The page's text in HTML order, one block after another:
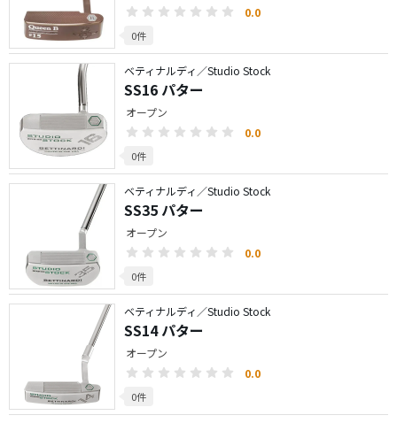
0.0
0件
ベティナルディ／Studio Stock
SS16 パター
オープン
0.0
0件
ベティナルディ／Studio Stock
SS35 パター
オープン
0.0
0件
ベティナルディ／Studio Stock
SS14 パター
オープン
0.0
0件